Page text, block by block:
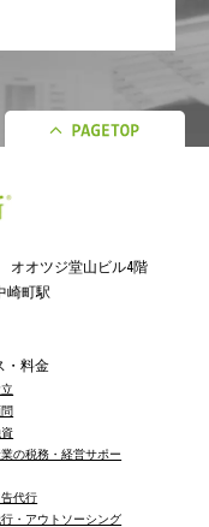
オオツジ堂山ビル4階
崎町駅
・料金
の税務・経営サポー
代行
・アウトソーシング